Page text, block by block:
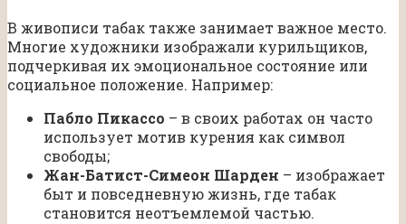
В живописи табак также занимает важное место.
Многие художники изображали курильщиков,
подчеркивая их эмоциональное состояние или
социальное положение. Например:
Пабло Пикассо – в своих работах он часто
использует мотив курения как символ
свободы;
Жан-Батист-Симеон Шарден – изображает
быт и повседневную жизнь, где табак
становится неотъемлемой частью.